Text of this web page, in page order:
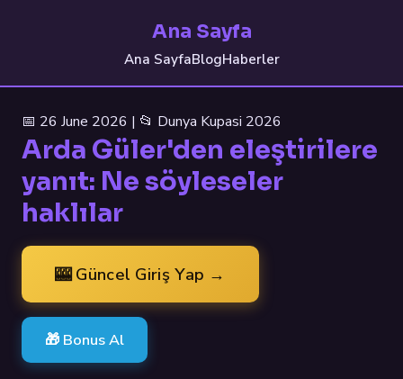
Ana Sayfa
Ana SayfaBlogHaberler
📅 26 June 2026 | 📂 Dunya Kupasi 2026
Arda Güler'den eleştirilere
yanıt: Ne söyleseler
haklılar
🎰 Güncel Giriş Yap →
🎁 Bonus Al